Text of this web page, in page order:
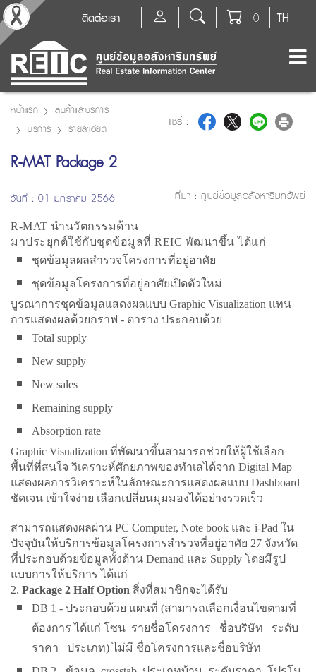
TH
0
ติดต่อเรา
หน้าแรก
สินค้าและบริการ
บริการ
รายละเอียด แชร์ :
R-MAT Package 2
วันที่ : 01 มกราคม 2566 ที่มา : ศูนย์ข้อมูลอสังหาริมทรัพย์
R-MAT นำนวัตกรรมด้าน
มาประยุกต์ใช้กับชุดข้อมูลที่ REIC พัฒนาขึ้น ได้แก่
ชุดข้อมูลผลสำรวจโครงการที่อยู่อาศัย
ชุดข้อมูลโครงการที่อยู่อาศัยเปิดตัวใหม่
บูรณาการชุดข้อมูลแสดงผลแบบ Graphic Visualization แทน
การแสดงผลด้วยกราฟ - ตาราง ประกอบด้วย
Total supply
New supply
New sales
Remaining supply
Absorption rate
Graphic Visualization ที่พัฒนาขึ้นสามารถช่วยให้ผู้ใช้เลือก
พื้นที่ที่สนใจ วิเคราะห์ศักยภาพของทำเลได้จาก Digital Map
แสดงผลการวิเคราะห์ในลักษณะการแสดงผลแบบ Dashboard
ชัดเจน เข้าใจง่าย เลือกเปลี่ยนมุมมองได้อย่างรวดเร็ว
สามารถแสดงผลผ่าน PC Computer, Note book และ i-Pad ใน
ปัจจุบันให้บริการข้อมูลโครงการสำรวจที่อยู่อาศัย 27 จังหวัด
ที่ประกอบด้วยข้อมูลทั้งด้าน Demand และ Supply โดยมีรูป
แบบการให้บริการ ได้แก่
2. Package 2 Half Option สิ่งที่สมาชิกจะได้รับ
DB 1 - ประกอบด้วย แผนที่ (สามารถเลือกเงื่อนไขตามที่
ต้องการ ได้แก่ โซน รายชื่อโครงการ ชื่อบริษัท ระดับ
ราคา ประเภท) ไม่มี ชื่อโครงการและชื่อบริษัท